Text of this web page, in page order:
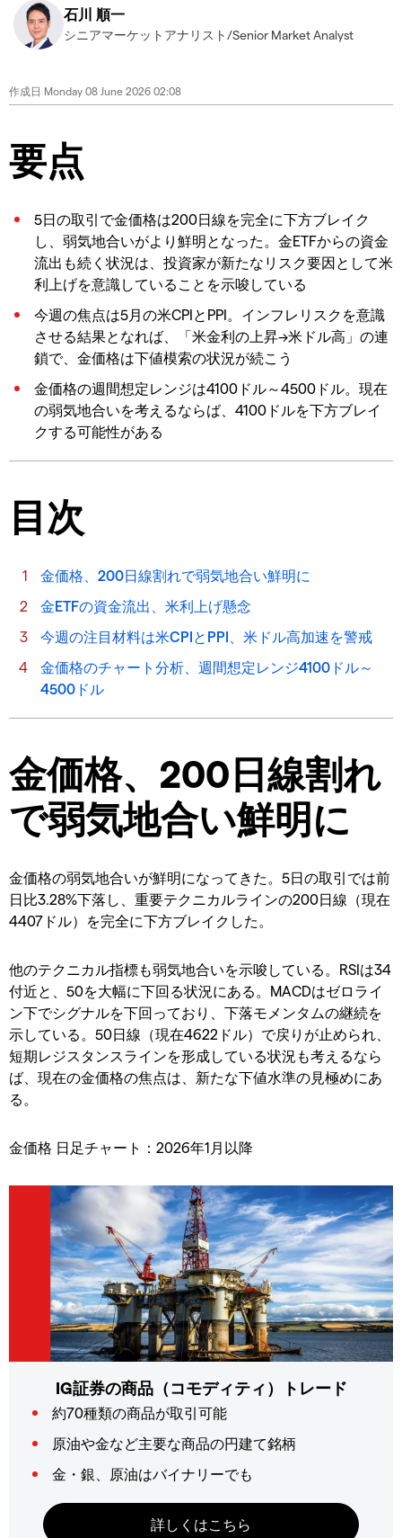
石川 順一
シニアマーケットアナリスト/Senior Market Analyst
作成日 Monday 08 June 2026 02:08
要点
5日の取引で金価格は200日線を完全に下方ブレイク
し、弱気地合いがより鮮明となった。金ETFからの資金
流出も続く状況は、投資家が新たなリスク要因として米
利上げを意識していることを示唆している
今週の焦点は5月の米CPIとPPI。インフレリスクを意識
させる結果となれば、「米金利の上昇→米ドル高」の連
鎖で、金価格は下値模索の状況が続こう
金価格の週間想定レンジは4100ドル～4500ドル。現在
の弱気地合いを考えるならば、4100ドルを下方ブレイ
クする可能性がある
目次
金価格、200日線割れで弱気地合い鮮明に
金ETFの資金流出、米利上げ懸念
今週の注目材料は米CPIとPPI、米ドル高加速を警戒
金価格のチャート分析、週間想定レンジ4100ドル～
4500ドル
金価格、200日線割れ
で弱気地合い鮮明に
金価格の弱気地合いが鮮明になってきた。5日の取引では前
日比3.28%下落し、重要テクニカルラインの200日線（現在
4407ドル）を完全に下方ブレイクした。
他のテクニカル指標も弱気地合いを示唆している。RSIは34
付近と、50を大幅に下回る状況にある。MACDはゼロライ
ン下でシグナルを下回っており、下落モメンタムの継続を
示している。50日線（現在4622ドル）で戻りが止められ、
短期レジスタンスラインを形成している状況も考えるなら
ば、現在の金価格の焦点は、新たな下値水準の見極めにあ
る。
金価格 日足チャート：2026年1月以降
IG証券の商品（コモディティ）トレード
約70種類の商品が取引可能
原油や金など主要な商品の円建て銘柄
金・銀、原油はバイナリーでも